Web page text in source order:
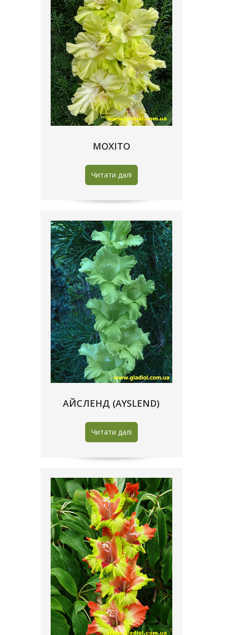
МОХIТО
Читати далі
АЙСЛЕНД (AYSLEND)
Читати далі